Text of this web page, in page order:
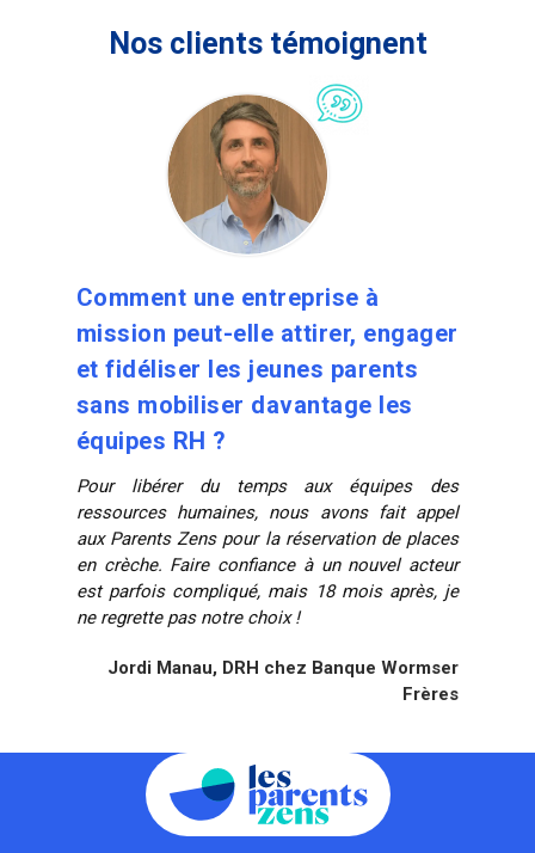
Nos clients témoignent
Comment une entreprise à
mission peut-elle attirer, engager
et fidéliser les jeunes parents
sans mobiliser davantage les
équipes RH ?
Pour libérer du temps aux équipes des
ressources humaines, nous avons fait appel
aux Parents Zens pour la réservation de places
en crèche. Faire confiance à un nouvel acteur
est parfois compliqué, mais 18 mois après, je
ne regrette pas notre choix !
Jordi Manau, DRH chez Banque Wormser
Frères